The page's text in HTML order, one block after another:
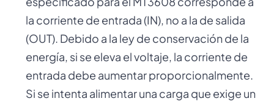
la corriente de entrada (IN), no a la de salida
(OUT). Debido a la ley de conservación de la
energía, si se eleva el voltaje, la corriente de
entrada debe aumentar proporcionalmente.
Si se intenta alimentar una carga que exige un